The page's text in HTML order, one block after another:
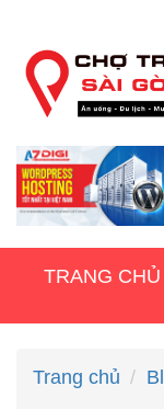
TRANG CHỦ
Trang chủ